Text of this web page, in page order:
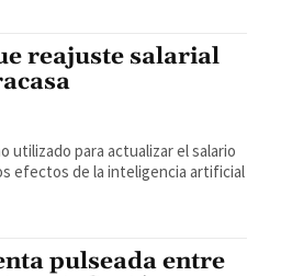
reajuste salarial
utilizado para actualizar el salario
efectos de la inteligencia artificial
pulseada entre